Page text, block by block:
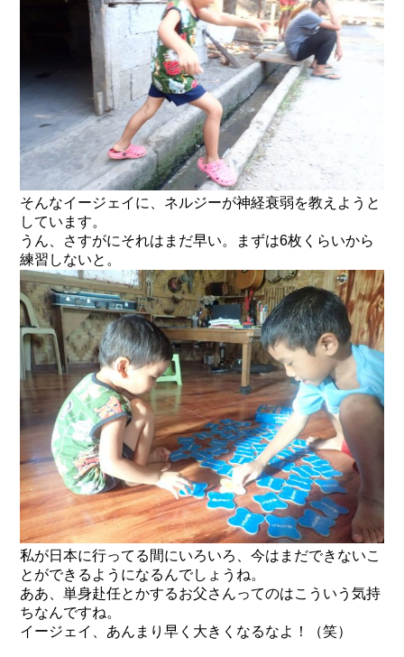
そんなイージェイに、ネルジーが神経衰弱を教えようと
しています。
うん、さすがにそれはまだ早い。まずは6枚くらいから
練習しないと。
私が日本に行ってる間にいろいろ、今はまだできないこ
とができるようになるんでしょうね。
ああ、単身赴任とかするお父さんってのはこういう気持
ちなんですね。
イージェイ、あんまり早く大きくなるなよ！（笑）